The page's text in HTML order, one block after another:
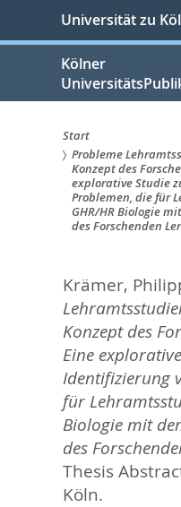
springen
Universität zu
Kölner
Sie
sind
hier:
Start
Probleme
Konzept des
explorative Studie
Problemen, die für
GHR/HR Biologie
des Forschenden
Krämer,
Konzept des
Eine
Identifizierung
für
Biologie mit
des
Thesis
Köln.